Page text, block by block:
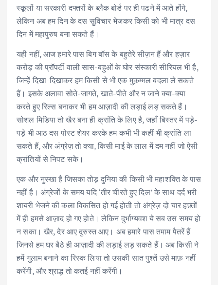
स्कूलों या सरकारी दफ्तरों के ब्लैक बोर्ड पर ही पढने में आते होंगे,
लेकिन अब हम दिन के दस सुविचार भेजकर किसी को भी मात्र दस
दिन में महापुरुष बना सकते हैं।
यही नहीं, आज हमारे पास बिग बॉस के बहुतेरे सीज़न हैं और हज़ार
करोड़ की प्रॉपर्टी वाली सास-बहुओं के घोर संस्कारी सीरियल भी है,
जिन्हें दिखा-दिखाकर हम किसी से भी एक मुक़म्मल बदला ले सकते
हैं। इसके अलावा सोते-जागते, खाते-पीते और न जाने क्या-क्या
करते हुए रिल्स बनाकर भी हम आज़ादी की लड़ाई लड़ सकते हैं।
सोशल मिडिया तो खैर बना ही क्रांति के लिए है, जहाँ बिस्तर में पड़े-
पड़े भी आठ दस पोस्ट शेयर करके हम कभी भी कहीं भी क्रांति ला
सकते हैं, और अंग्रेज़ तो क्या, किसी माई के लाल में दम नहीं जो ऐसी
क्रांतियों से निपट सके।
एक और नुस्खा है जिसका तोड़ दुनिया की किसी भी महाशक्ति के पास
नहीं है। अंग्रेजों के समय यदि ‘तीर चीरते हुए दिल’ के साथ दर्द भरी
शायरी भेजने की कला विकसित हो गई होती तो अंग्रेज़ दो चार हफ़्तों
में ही हमसे आज़ाद हो गए होते। लेकिन दुर्भाग्यवश ये सब उस समय हो
न सका। खैर, देर आए दुरुस्त आए। अब हमारे पास तमाम पैतरें हैं
जिनसे हम घर बैठे ही आज़ादी की लड़ाई लड़ सकते हैं। अब किसी ने
हमें गुलाम बनाने का रिस्क लिया तो उसकी सात पुश्तें उसे माफ़ नहीं
करेंगी, और श्राद्ध तो कतई नहीं करेंगी।